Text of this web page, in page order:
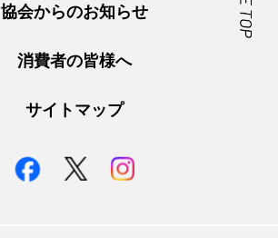
協会からのお知らせ
消費者の皆様へ
サイトマップ